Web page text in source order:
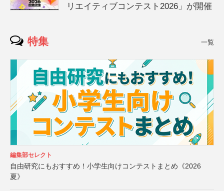
リエイティブコンテスト2026」が開催
特集 一覧
編集部セレクト
自由研究にもおすすめ！小学生向けコンテストまとめ《2026
夏》